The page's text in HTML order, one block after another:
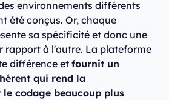
environnements différents
été conçus. Or, chaque
sa spécificité et donc une
rapport à l'autre. La plateforme
différence et fournit un
qui rend la
codage beaucoup plus